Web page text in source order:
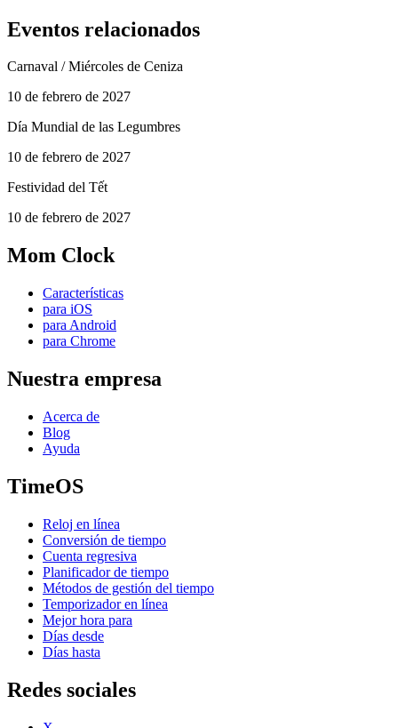
Eventos relacionados
Carnaval / Miércoles de Ceniza
10 de febrero de 2027
Día Mundial de las Legumbres
10 de febrero de 2027
Festividad del Tết
10 de febrero de 2027
Mom Clock
Características
para iOS
para Android
para Chrome
Nuestra empresa
Acerca de
Blog
Ayuda
TimeOS
Reloj en línea
Conversión de tiempo
Cuenta regresiva
Planificador de tiempo
Métodos de gestión del tiempo
Temporizador en línea
Mejor hora para
Días desde
Días hasta
Redes sociales